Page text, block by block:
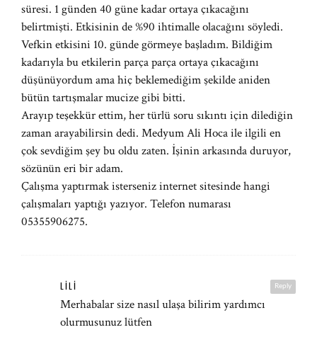
süresi. 1 günden 40 güne kadar ortaya çıkacağını
belirtmişti. Etkisinin de %90 ihtimalle olacağını söyledi.
Vefkin etkisini 10. günde görmeye başladım. Bildiğim
kadarıyla bu etkilerin parça parça ortaya çıkacağını
düşünüyordum ama hiç beklemediğim şekilde aniden
bütün tartışmalar mucize gibi bitti.
Arayıp teşekkür ettim, her türlü soru sıkıntı için dilediğin
zaman arayabilirsin dedi. Medyum Ali Hoca ile ilgili en
çok sevdiğim şey bu oldu zaten. İşinin arkasında duruyor,
sözünün eri bir adam.
Çalışma yaptırmak isterseniz internet sitesinde hangi
çalışmaları yaptığı yazıyor. Telefon numarası
05355906275.
Reply
LILI
Merhabalar size nasıl ulaşa bilirim yardımcı
olurmusunuz lütfen